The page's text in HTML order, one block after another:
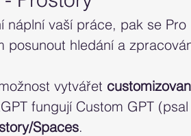
náplní vaší práce, pak se Pro
posunout hledání a
vytvářet
fungují Custom GPT
Spaces.